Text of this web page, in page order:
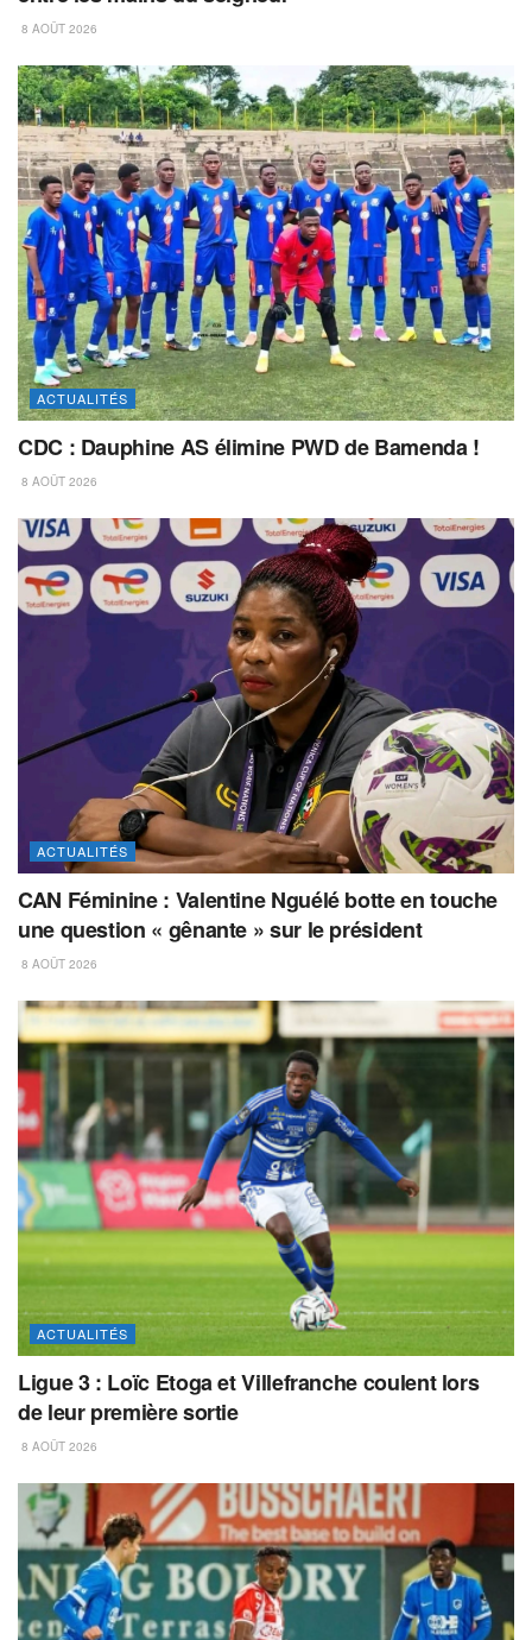
8 AOÛT 2026
ACTUALITÉS
CDC : Dauphine AS élimine PWD de Bamenda !
8 AOÛT 2026
ACTUALITÉS
CAN Féminine : Valentine Nguélé botte en touche
une question « gênante » sur le président
8 AOÛT 2026
ACTUALITÉS
Ligue 3 : Loïc Etoga et Villefranche coulent lors
de leur première sortie
8 AOÛT 2026